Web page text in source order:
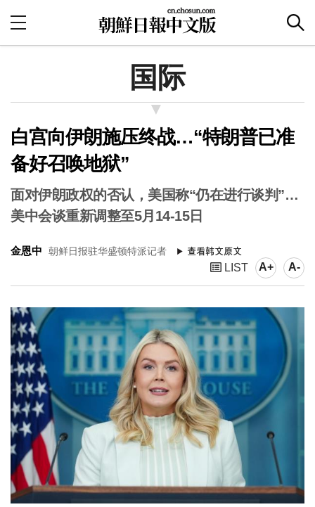
国际
白宫向伊朗施压终战…“特朗普已准
备好召唤地狱”
面对伊朗政权的否认，美国称“仍在进行谈判”…
美中会谈重新调整至5月14-15日
金恩中 朝鲜日报驻华盛顿特派记者
LIST A+ A-